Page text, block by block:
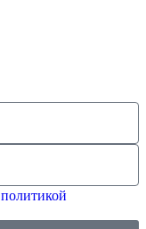
политикой